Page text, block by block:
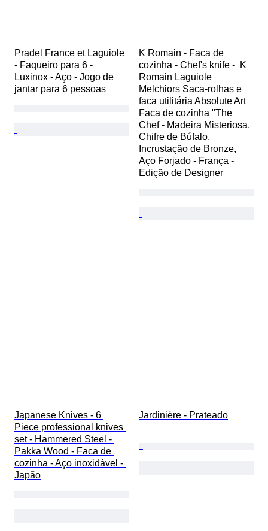
Pradel France et Laguiole
- Faqueiro para 6 -
Luxinox - Aço - Jogo de
jantar para 6 pessoas
K Romain - Faca de
cozinha - Chef's knife -  K
Romain Laguiole
Melchiors Saca-rolhas e
faca utilitária Absolute Art
Faca de cozinha "The
Chef - Madeira Misteriosa,
Chifre de Búfalo,
Incrustação de Bronze,
Aço Forjado - França -
Edição de Designer
Japanese Knives - 6
Piece professional knives
set - Hammered Steel -
Pakka Wood - Faca de
cozinha - Aço inoxidável -
Japão
Jardinière - Prateado